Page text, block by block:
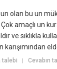
olan bu un
amaçlı un
ve sıklıkla
talebi |Cevabın